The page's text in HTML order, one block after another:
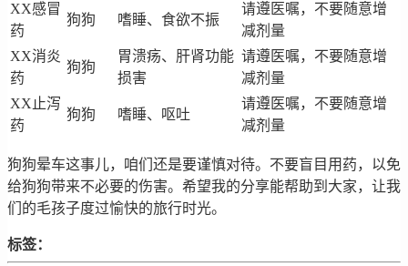
XX感冒
药
狗狗 嗜睡、食欲不振
请遵医嘱，不要随意增
减剂量
XX消炎
药
狗狗
胃溃疡、肝肾功能
损害
请遵医嘱，不要随意增
减剂量
XX止泻
药
狗狗 嗜睡、呕吐
请遵医嘱，不要随意增
减剂量
狗狗晕车这事儿，咱们还是要谨慎对待。不要盲目用药，以免
给狗狗带来不必要的伤害。希望我的分享能帮助到大家，让我
们的毛孩子度过愉快的旅行时光。
标签：